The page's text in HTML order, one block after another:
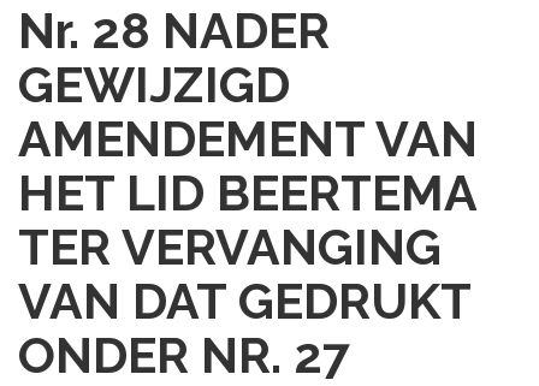
Nr. 28 NADER
GEWIJZIGD
AMENDEMENT VAN
HET LID BEERTEMA
TER VERVANGING
VAN DAT GEDRUKT
ONDER NR. 27